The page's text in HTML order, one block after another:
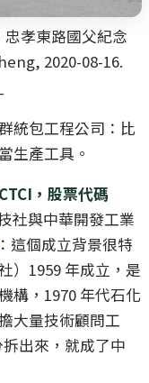
忠孝東路國父紀念
2020-08-16.
統包工程公司：比
生產工具。
，股票代碼
社與中華開發工業
：這個成立背景很特
）1959 年成立，是
構，1970 年代石化
大量技術顧問工
出來，就成了中